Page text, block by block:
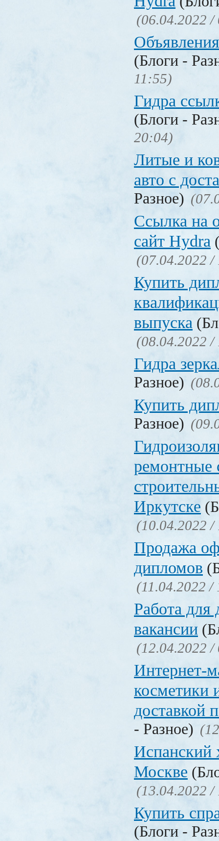
(06.04.2022 /
(Блоги -
11:55)
Гидра
(Блоги -
20:04)
Литые и
авто с
Разное)
Ссылка на
сайт Hydra
(07.04.2022 /
Купить
выпуска
(08.04.2022 /
Гидра
Разное)
Купить
Разное)
ремонтные
Иркутске
(10.04.2022 /
Продажа
дипломов
(11.04.2022 /
Работа для
вакансии
(12.04.2022 /
Интернет-
косметики
доставкой
- Разное)
Испанский
Москве
(13.04.2022 /
Купить
(Блоги -